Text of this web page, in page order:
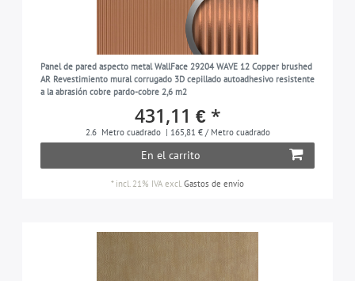
Panel de pared aspecto metal WallFace 29204 WAVE 12 Copper brushed
AR Revestimiento mural corrugado 3D cepillado autoadhesivo resistente
a la abrasión cobre pardo-cobre 2,6 m2
431,11 € *
2.6 Metro cuadrado | 165,81 € / Metro cuadrado
En el carrito
* incl. 21% IVA excl.Gastos de envío